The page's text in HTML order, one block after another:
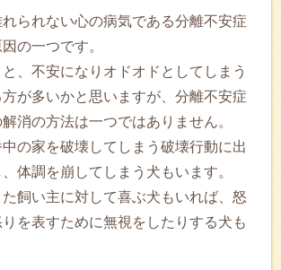
られない心の病気である分離不安症
の一つです。
、不安になりオドオドとしてしまう
が多いかと思いますが、分離不安症
消の方法は一つではありません。
の家を破壊してしまう破壊行動に出
体調を崩してしまう犬もいます。
飼い主に対して喜ぶ犬もいれば、怒
を表すために無視をしたりする犬も